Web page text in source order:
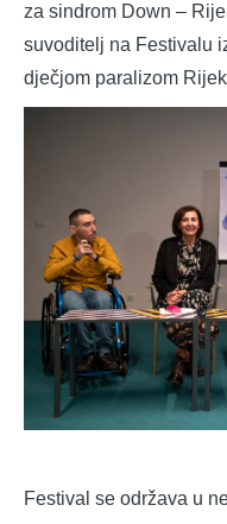
za sindrom Down –
suvoditelj na Festivalu
dječjom paralizom
Festival se održava u